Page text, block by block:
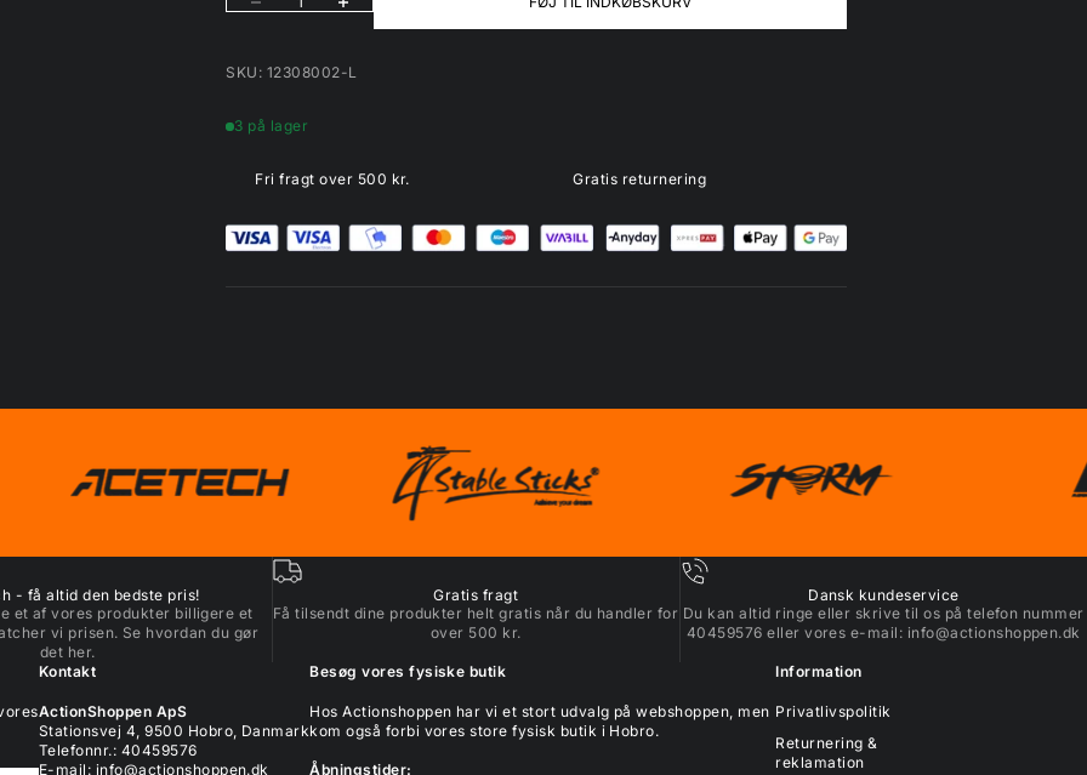
SKU: 12308002-L
3 på lager
Fri fragt over 500 kr. Gratis returnering
- få altid den bedste pris!
et af vores produkter billigere et
vi prisen. Se hvordan du gør
det her.
Gratis fragt
Få tilsendt dine produkter helt gratis når du handler for
over 500 kr.
Dansk kundeservice
Du kan altid ringe eller skrive til os på telefon nummer
40459576 eller vores e-mail: info@actionshoppen.dk
Kontakt
ActionShoppen ApS
Stationsvej 4, 9500 Hobro, Danmark
Telefonnr.: 40459576
E-mail: info@actionshoppen.dk
Besøg vores fysiske butik
Hos Actionshoppen har vi et stort udvalg på webshoppen, men
kom også forbi vores store fysisk butik i Hobro.
Åbningstider:
Information
Privatlivspolitik
Returnering &
reklamation